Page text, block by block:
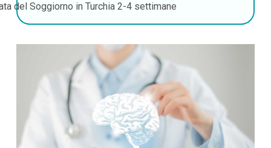
del Soggiorno in Turchia 2-4 settimane